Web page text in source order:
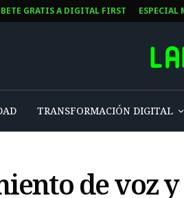
GRATIS A DIGITAL FIRST ESPECIAL
TRANSFORMACIÓN DIGITAL
de voz